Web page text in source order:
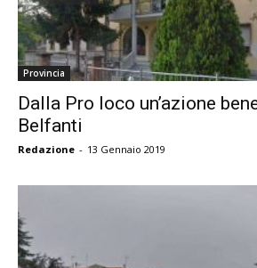
Provincia
Dalla Pro loco un’azione
Belfanti
Redazione - 13 Gennaio 2019